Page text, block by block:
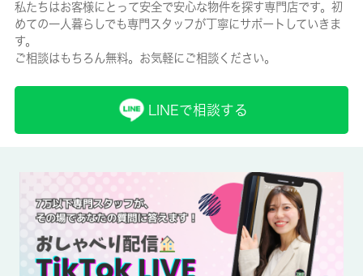
賃貸区分/契約期間
一般/2年
っとした買い物に便利です。室内設備はエアコン・フローリング
などが揃っており、とても充実しています。賃料が月6.9万円の物
件です。お住まいをお探しの方は、当社オススメの賃貸住宅はい
かがでしょうか？生活に欠かせない施設が近くにあるので、快適
に暮らせます。お気軽にご連絡下さい。更新事務手数料０．２５
ヶ月分＋税
私たちはお客様にとって安全で安心な物件を探す専門店です。初
めての一人暮らしでも専門スタッフが丁寧にサポートしていきま
す。
ご相談はもちろん無料。お気軽にご相談ください。
LINEで相談する